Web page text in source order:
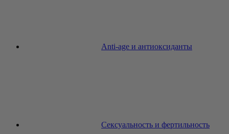
Anti-age и антиоксиданты
Сексуальность и фертильность